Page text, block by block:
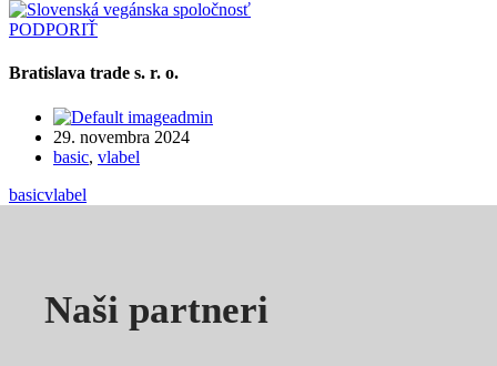
PODPORIŤ
Bratislava trade s. r. o.
admin
29. novembra 2024
basic, vlabel
basicvlabel
Naši partneri